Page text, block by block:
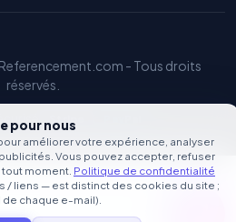
- Tous droits
réservés.
pour nous
améliorer votre expérience, analyser
Vous pouvez accepter, refuser
moment. Politique de confidentialité
/ liens — est distinct des cookies du site ;
chaque e-mail).